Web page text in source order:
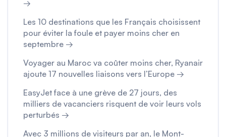
→
Les 10 destinations que les Français choisissent
pour éviter la foule et payer moins cher en
septembre →
Voyager au Maroc va coûter moins cher, Ryanair
ajoute 17 nouvelles liaisons vers l’Europe →
EasyJet face à une grève de 27 jours, des
milliers de vacanciers risquent de voir leurs vols
perturbés →
Avec 3 millions de visiteurs par an, le Mont-